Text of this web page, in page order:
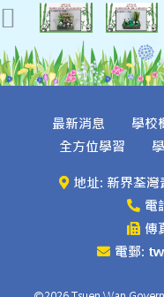
最新消息 學校
全方位學習
地址: 新界荃
電
傳
電郵: